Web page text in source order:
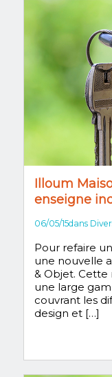
Illoum
enseigne
06/05/15dans
Pour refaire
une nouvelle
& Objet.
une large
couvrant les
design et […]